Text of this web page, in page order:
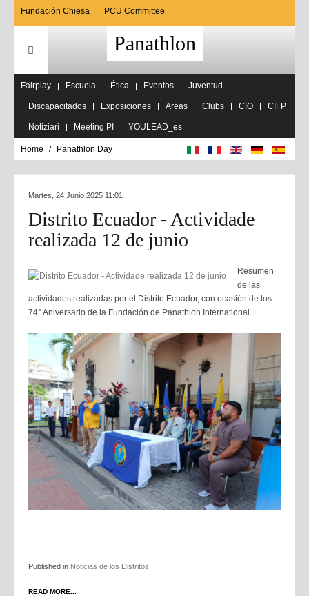
Fundación Chiesa PCU Committee
Panathlon
Fairplay Escuela Ética Eventos Juventud
Discapacitados Exposiciones Areas Clubs CIO CIFP
Notiziari Meeting PI YOULEAD_es
Home Panathlon Day
Martes, 24 Junio 2025 11:01
Distrito Ecuador - Actividade
realizada 12 de junio
Resumen
de las
actividades realizadas por el Distrito Ecuador, con ocasión de los
74° Aniversario de la Fundación de Panathlon International.
Published in Noticias de los Distritos
READ MORE...